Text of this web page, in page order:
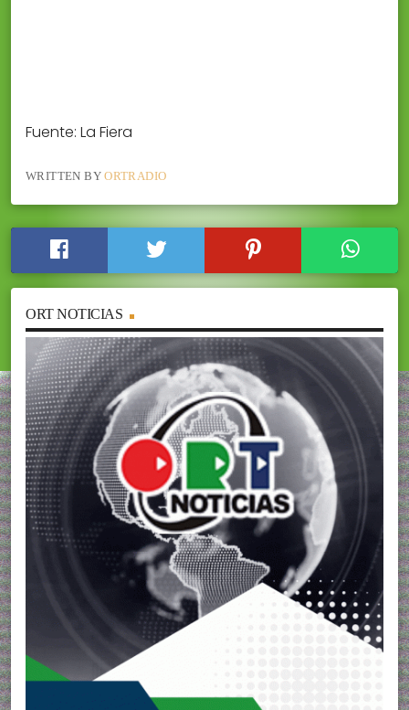
Fuente: La Fiera
WRITTEN BYORTRADIO
ORT NOTICIAS